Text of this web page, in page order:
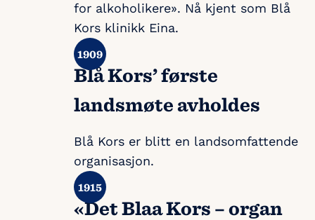
for alkoholikere». Nå kjent som Blå
Kors klinikk Eina.
Blå Kors’ første
landsmøte avholdes
Blå Kors er blitt en landsomfattende
organisasjon.
«Det Blaa Kors – organ